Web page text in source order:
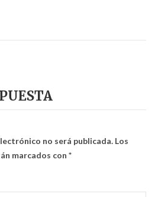
no será publicada. Los
marcados con *